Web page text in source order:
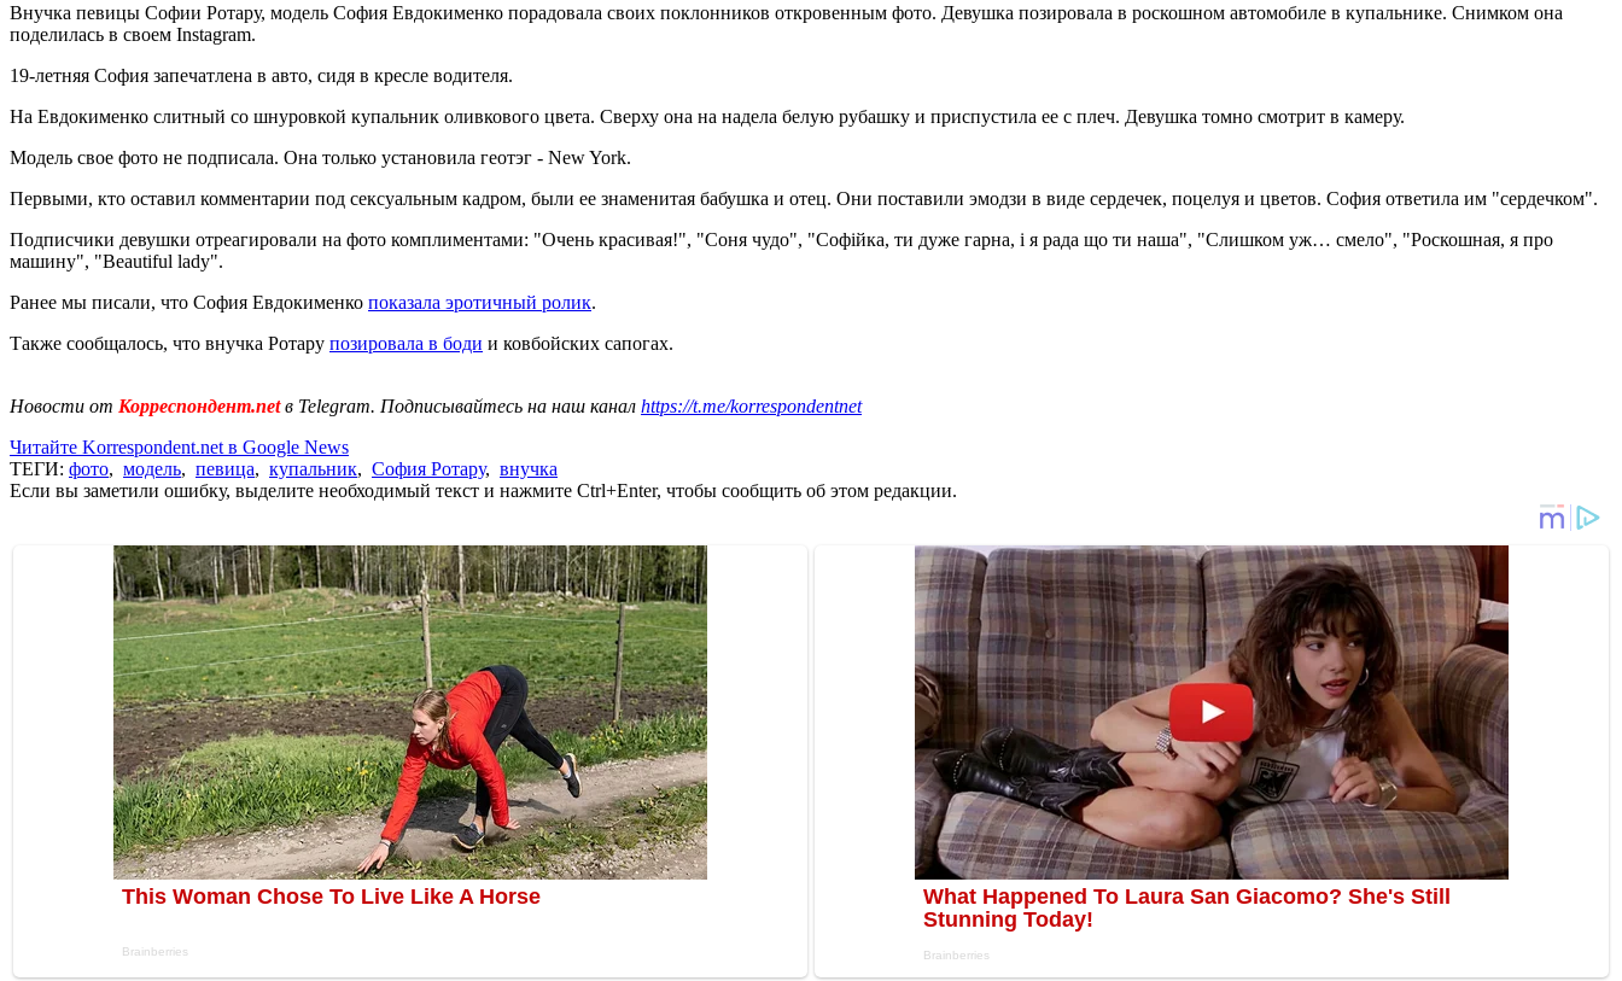
Внучка певицы Софии Ротару, модель София Евдокименко порадовала своих поклонников откровенным фото. Девушка позировала в роскошном автомобиле в купальнике. Снимком она
поделилась в своем Instagram.
19-летняя София запечатлена в авто, сидя в кресле водителя.
На Евдокименко слитный со шнуровкой купальник оливкового цвета. Сверху она на надела белую рубашку и приспустила ее с плеч. Девушка томно смотрит в камеру.
Модель свое фото не подписала. Она только установила геотэг - New York.
Первыми, кто оставил комментарии под сексуальным кадром, были ее знаменитая бабушка и отец. Они поставили эмодзи в виде сердечек, поцелуя и цветов. София ответила им "сердечком".
Подписчики девушки отреагировали на фото комплиментами: "Очень красивая!", "Соня чудо", "Софійка, ти дуже гарна, і я рада що ти наша", "Слишком уж… смело", "Роскошная, я про
машину", "Beautiful lady".
Ранее мы писали, что София Евдокименко показала эротичный ролик.
Также сообщалось, что внучка Ротару позировала в боди и ковбойских сапогах.
Новости от Корреспондент.netв Telegram. Подписывайтесь на наш канал https://t.me/korrespondentnet
Читайте Korrespondent.net в Google News
ТЕГИ: фото, модель, певица, купальник, София Ротару, внучка
Если вы заметили ошибку, выделите необходимый текст и нажмите Ctrl+Enter, чтобы сообщить об этом редакции.